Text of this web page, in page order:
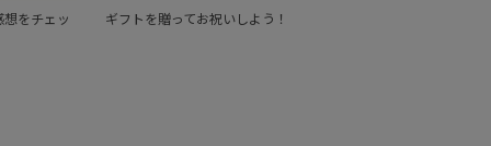
をチェッ ギフトを贈ってお祝いしよう！